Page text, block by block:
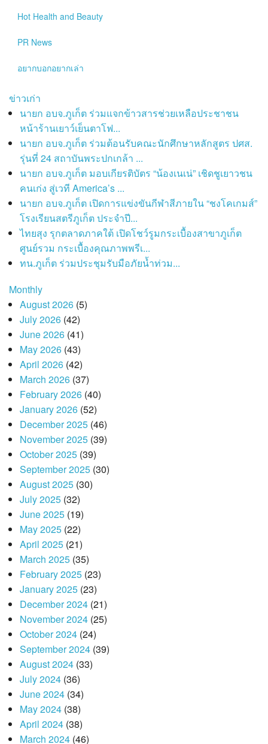
Hot Health and Beauty
PR News
อยากบอกอยากเล่า
ข่าวเก่า
นายก อบจ.ภูเก็ต ร่วมแจกข้าวสารช่วยเหลือประชาชน
หน้าร้านเยาว์เย็นตาโฟ...
นายก อบจ.ภูเก็ต ร่วมต้อนรับคณะนักศึกษาหลักสูตร ปศส.
รุ่นที่ 24 สถาบันพระปกเกล้า ...
นายก อบจ.ภูเก็ต มอบเกียรติบัตร “น้องเนเน่” เชิดชูเยาวชน
คนเก่ง สู่เวที America’s ...
นายก อบจ.ภูเก็ต เปิดการแข่งขันกีฬาสีภายใน “ชงโคเกมส์”
โรงเรียนสตรีภูเก็ต ประจำปี...
ไทยสุง รุกตลาดภาคใต้ เปิดโชว์รูมกระเบื้องสาขาภูเก็ต
ศูนย์รวม กระเบื้องคุณภาพพรีเ...
ทน.ภูเก็ต ร่วมประชุมรับมือภัยน้ำท่วม...
Monthly
August 2026(5)
July 2026(42)
June 2026(41)
May 2026(43)
April 2026(42)
March 2026(37)
February 2026(40)
January 2026(52)
December 2025(46)
November 2025(39)
October 2025(39)
September 2025(30)
August 2025(30)
July 2025(32)
June 2025(19)
May 2025(22)
April 2025(21)
March 2025(35)
February 2025(23)
January 2025(23)
December 2024(21)
November 2024(25)
October 2024(24)
September 2024(39)
August 2024(33)
July 2024(36)
June 2024(34)
May 2024(38)
April 2024(38)
March 2024(46)